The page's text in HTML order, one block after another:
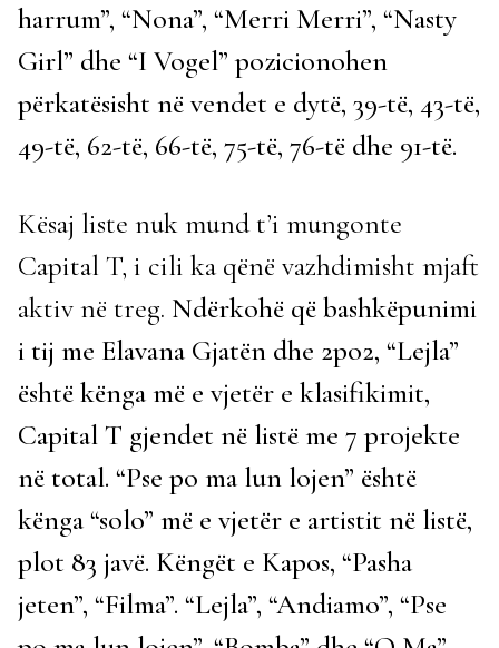
harrum”, “Nona”, “Merri Merri”, “Nasty
Girl” dhe “I Vogel” pozicionohen
përkatësisht në vendet e dytë, 39-të, 43-të,
49-të, 62-të, 66-të, 75-të, 76-të dhe 91-të.
Kësaj liste nuk mund t’i mungonte
Capital T, i cili ka qënë vazhdimisht mjaft
aktiv në treg. Ndërkohë që bashkëpunimi
i tij me Elavana Gjatën dhe 2po2, “Lejla”
është kënga më e vjetër e klasifikimit,
Capital T gjendet në listë me 7 projekte
në total. “Pse po ma lun lojen” është
kënga “solo” më e vjetër e artistit në listë,
plot 83 javë. Këngët e Kapos, “Pasha
jeten”, “Filma”. “Lejla”, “Andiamo”, “Pse